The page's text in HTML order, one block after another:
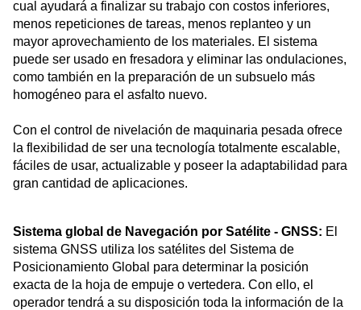
cual ayudará a finalizar su trabajo con costos inferiores,
menos repeticiones de tareas, menos replanteo y un
mayor aprovechamiento de los materiales. El sistema
puede ser usado en fresadora y eliminar las ondulaciones,
como también en la preparación de un subsuelo más
homogéneo para el asfalto nuevo.
Con el control de nivelación de maquinaria pesada ofrece
la flexibilidad de ser una tecnología totalmente escalable,
fáciles de usar, actualizable y poseer la adaptabilidad para
gran cantidad de aplicaciones.
Sistema global de Navegación por Satélite - GNSS: El
sistema GNSS utiliza los satélites del Sistema de
Posicionamiento Global para determinar la posición
exacta de la hoja de empuje o vertedera. Con ello, el
operador tendrá a su disposición toda la información de la